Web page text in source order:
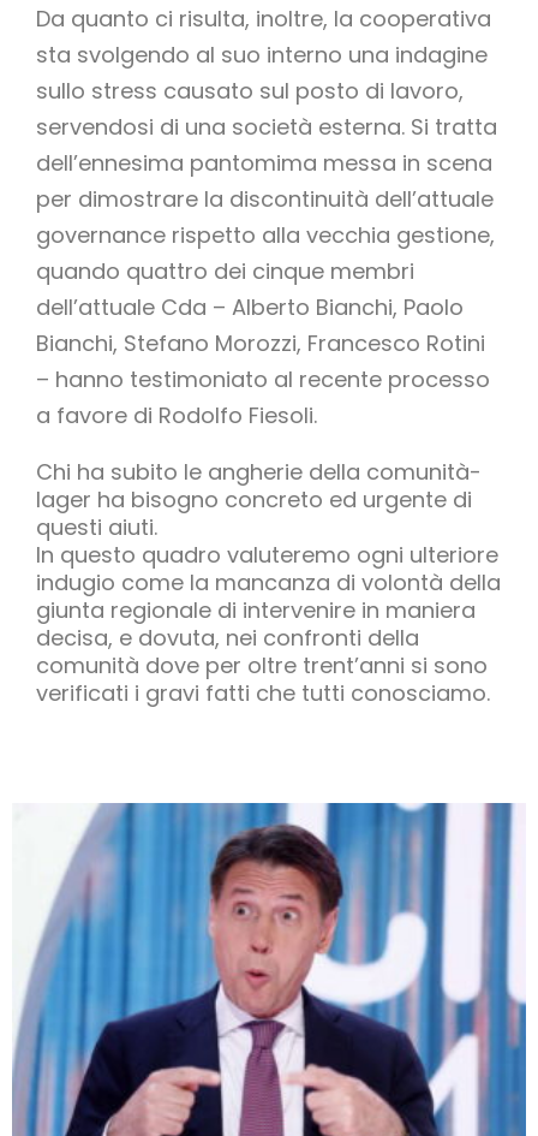
Da quanto ci risulta, inoltre, la cooperativa
sta svolgendo al suo interno una indagine
sullo stress causato sul posto di lavoro,
servendosi di una società esterna. Si tratta
dell’ennesima pantomima messa in scena
per dimostrare la discontinuità dell’attuale
governance rispetto alla vecchia gestione,
quando quattro dei cinque membri
dell’attuale Cda – Alberto Bianchi, Paolo
Bianchi, Stefano Morozzi, Francesco Rotini
– hanno testimoniato al recente processo
a favore di Rodolfo Fiesoli.
Chi ha subito le angherie della comunità-
lager ha bisogno concreto ed urgente di
questi aiuti.
In questo quadro valuteremo ogni ulteriore
indugio come la mancanza di volontà della
giunta regionale di intervenire in maniera
decisa, e dovuta, nei confronti della
comunità dove per oltre trent’anni si sono
verificati i gravi fatti che tutti conosciamo.